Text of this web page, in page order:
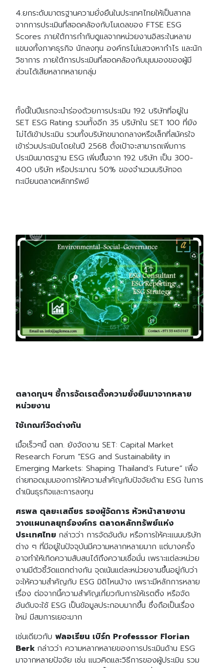
4.ยกระดับมาตรฐานความยั่งยืนในประเทศไทยให้เป็นสากล
จากการประเมินที่สอดคล้องกับโมเดลของ FTSE ESG
Scores ภายใต้การกำกับดูแลจากหน่วยงานอิสระในหลาย
แขนงทั้งภาคธุรกิจ นักลงทุน องค์กรไม่แสวงหากำไร และนัก
วิชาการ ภายใต้การประเมินที่สอดคล้องกับมุมมองของผู้มี
ส่วนได้เสียหลากหลายกลุ่ม
ทั้งนี้ในปีแรกจะนำร่องด้วยการประเมิน 192 บริษัทที่อยู่ใน
SET ESG Rating รวมท้ังอีก 35 บริษัทใน SET 100 ที่ยัง
ไม่ได้เข้าประเมิน ​รวมทั้งบริษัทขนาดกลางหรือเล็กที่สมัครใจ
เข้าร่วมประเมินโดยในปี 2568 ตั้งเป้าจะสามารถเพิ่มการ
ประเมินมาตรฐาน ESG เพิ่มขึ้นจาก 192 บริษัท เป็น 300-
400 บริษัท หรือประมาณ 50% ของจำนวนบริษัทจด
ทะเบียนตลาดหลักทรัพย์
ตลาดทุนฯ ชี้การจัดเรตติ้งความยั่งยืนมาจากหลาย
หน่วยงาน
ใช้เกณฑ์วัดต่างกัน
เมื้อเร็วๆนี้ ตลท. ยังจัดงาน SET: Capital Market
Research Forum “ESG and Sustainability in
Emerging Markets: Shaping Thailand’s Future” เพื่อ
ถ่ายทอดมุมมองการให้ความสำคัญกับปัจจัยด้าน ESG ในการ
ดำเนินธุรกิจและการลงทุน
ศรพล ตุลยะเสถียร รองผู้จัดการ หัวหน้าสายงาน
วางแผนกลยุทธ์องค์กร ตลาดหลักทรัพย์แห่ง
ประเทศไทย กล่าวว่า การจัดอันดับ หรือการให้คะแนนบริษัท
ต่าง ๆ ที่มีอยู่ในปัจจุบันมีความหลากหลายมาก แต่บางครั้ง
อาจทำให้เกิดความสับสนได้ถึงความเชื่อมั่น เพราะแต่ละหน่วย
งานมีตัวชี้วัดแตกต่างกัน จุดเน้นแต่ละหน่วยงานขึ้นอยู่กับว่า
จะให้ความสำคัญกับ ESG มิติไหนบ้าง เพราะมีหลักการหลาย
เรื่อง ต่อจากนี้ความสำคัญเกี่ยวกับการให้เรตติ้ง หรือจัด
อันดับจะใช้ ESG เป็นข้อมูลประกอบมากขึ้น ซึ่งถือเป็นเรื่อง
ใหม่ มีสมการเยอะมาก
เช่นเดียวกับ ฟลอเรียน เบิร์ก Professsor Florian
Berk กล่าวว่า ความหลากหลายของการประเมินด้าน ESG
มาจากหลายปัจจัย เช่น แนวคิดและวิธีการของผู้ประเมิน รวม